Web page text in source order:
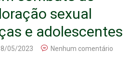
sexual
e adolescentes
05/2023 Nenhum comentário